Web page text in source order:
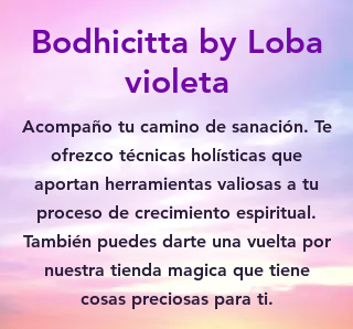
Bodhicitta by Loba
violeta
Acompaño tu camino de sanación. Te
ofrezco técnicas holísticas que
aportan herramientas valiosas a tu
proceso de crecimiento espiritual.
También puedes darte una vuelta por
nuestra tienda magica que tiene
cosas preciosas para ti.